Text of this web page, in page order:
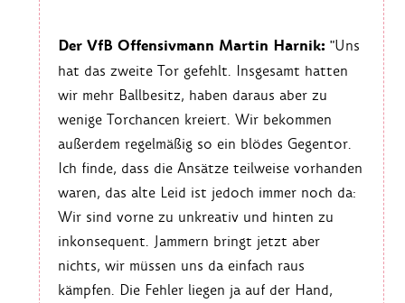
Der VfB Offensivmann Martin Harnik: "Uns
hat das zweite Tor gefehlt. Insgesamt hatten
wir mehr Ballbesitz, haben daraus aber zu
wenige Torchancen kreiert. Wir bekommen
außerdem regelmäßig so ein blödes Gegentor.
Ich finde, dass die Ansätze teilweise vorhanden
waren, das alte Leid ist jedoch immer noch da:
Wir sind vorne zu unkreativ und hinten zu
inkonsequent. Jammern bringt jetzt aber
nichts, wir müssen uns da einfach raus
kämpfen. Die Fehler liegen ja auf der Hand,